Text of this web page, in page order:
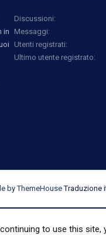
in
Discussioni
Messaggi
Utenti registrati
Ultimo utente registrato
by ThemeHouse Traduzione
to use this